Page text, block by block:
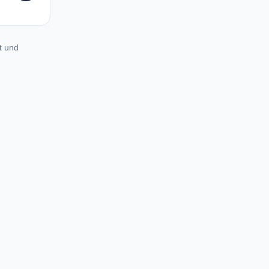
und